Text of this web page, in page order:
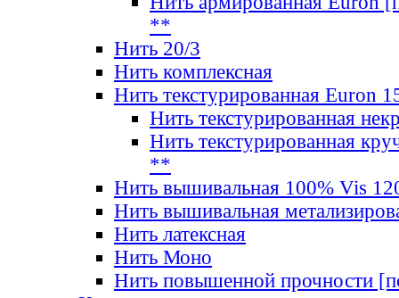
**
Нить 20/3
Нить комплексная
Нить текстурированная Euron
Нить текстурированная
Нить текстурированная
**
Нить вышивальная 100% Vis
Нить вышивальная
Нить латексная
Нить Моно
Нить повышенной прочности